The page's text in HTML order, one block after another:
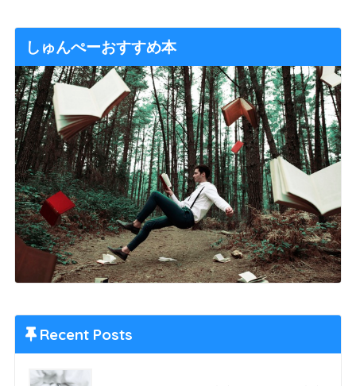
しゅんぺーおすすめ本
Recent Posts